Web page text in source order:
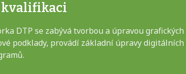
kvalifikaci
DTP se zabývá tvorbou a úpravou
podklady, provádí základní úpravy